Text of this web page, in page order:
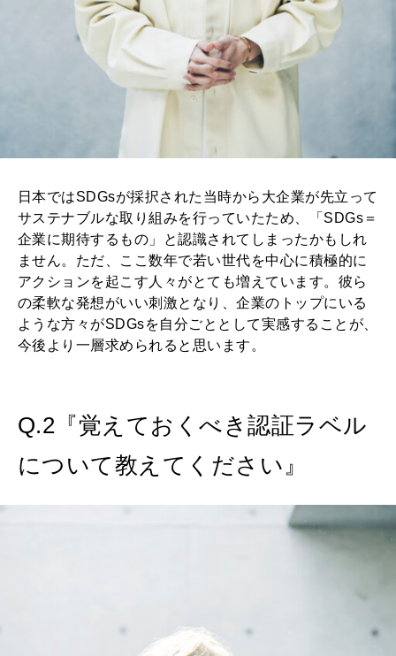
日本ではSDGsが採択された当時から大企業が先立って
サステナブルな取り組みを行っていたため、「SDGs＝
企業に期待するもの」と認識されてしまったかもしれ
ません。ただ、ここ数年で若い世代を中心に積極的に
アクションを起こす人々がとても増えています。彼ら
の柔軟な発想がいい刺激となり、企業のトップにいる
ような方々がSDGsを自分ごととして実感することが、
今後より一層求められると思います。
Q.2『覚えておくべき認証ラベル
について教えてください』